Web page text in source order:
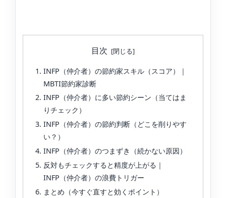
目次
INFP（仲介者）の節約家スキル（スコア）｜
MBTI節約家診断
INFP（仲介者）に多い節約シーン（当てはま
りチェック）
INFP（仲介者）の節約判断（どこを削りやす
い？）
INFP（仲介者）のつまずき（続かない原因）
反対もチェックすると精度が上がる｜
INFP（仲介者）の浪費トリガー
まとめ（今すぐ直すと効くポイント）